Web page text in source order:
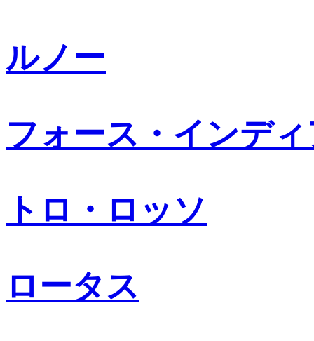
ルノー
フォース・インデ
トロ・ロッソ
ロータス